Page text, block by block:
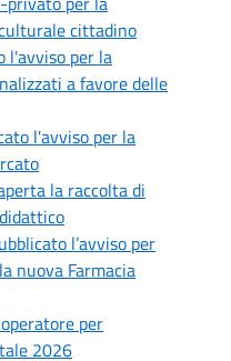
cittadino
l'avviso per la
a favore delle
l'avviso per la
la raccolta di
l’avviso per
nuova Farmacia
per
2026